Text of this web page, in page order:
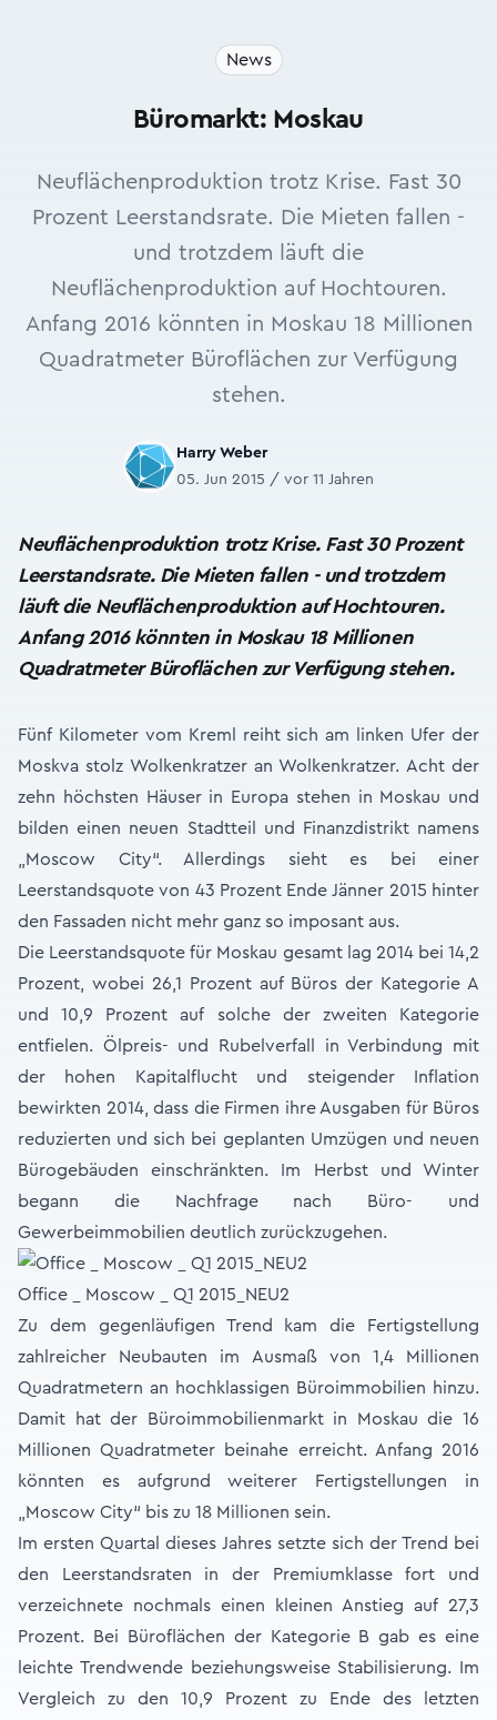
News
Büromarkt: Moskau
Neuflächenproduktion trotz Krise. Fast 30
Prozent Leerstandsrate. Die Mieten fallen -
und trotzdem läuft die
Neuflächenproduktion auf Hochtouren.
Anfang 2016 könnten in Moskau 18 Millionen
Quadratmeter Büroflächen zur Verfügung
stehen.
Harry Weber
05. Jun 2015 / vor 11 Jahren
Neuflächenproduktion trotz Krise. Fast 30 Prozent
Leerstandsrate. Die Mieten fallen - und trotzdem
läuft die Neuflächenproduktion auf Hochtouren.
Anfang 2016 könnten in Moskau 18 Millionen
Quadratmeter Büroflächen zur Verfügung stehen.
Fünf Kilometer vom Kreml reiht sich am linken Ufer der
Moskva stolz Wolkenkratzer an Wolkenkratzer. Acht der
zehn höchsten Häuser in Europa stehen in Moskau und
bilden einen neuen Stadtteil und Finanzdistrikt namens
„Moscow City“. Allerdings sieht es bei einer
Leerstandsquote von 43 Prozent Ende Jänner 2015 hinter
den Fassaden nicht mehr ganz so imposant aus.
Die Leerstandsquote für Moskau gesamt lag 2014 bei 14,2
Prozent, wobei 26,1 Prozent auf Büros der Kategorie A
und 10,9 Prozent auf solche der zweiten Kategorie
entfielen. Ölpreis- und Rubelverfall in Verbindung mit
der hohen Kapitalflucht und steigender Inflation
bewirkten 2014, dass die Firmen ihre Ausgaben für Büros
reduzierten und sich bei geplanten Umzügen und neuen
Bürogebäuden einschränkten. Im Herbst und Winter
begann die Nachfrage nach Büro- und
Gewerbeimmobilien deutlich zurückzugehen.
Office _ Moscow _ Q1 2015_NEU2
Zu dem gegenläufigen Trend kam die Fertigstellung
zahlreicher Neubauten im Ausmaß von 1,4 Millionen
Quadratmetern an hochklassigen Büroimmobilien hinzu.
Damit hat der Büroimmobilienmarkt in Moskau die 16
Millionen Quadratmeter beinahe erreicht. Anfang 2016
könnten es aufgrund weiterer Fertigstellungen in
„Moscow City“ bis zu 18 Millionen sein.
Im ersten Quartal dieses Jahres setzte sich der Trend bei
den Leerstandsraten in der Premiumklasse fort und
verzeichnete nochmals einen kleinen Anstieg auf 27,3
Prozent. Bei Büroflächen der Kategorie B gab es eine
leichte Trendwende beziehungsweise Stabilisierung. Im
Vergleich zu den 10,9 Prozent zu Ende des letzten